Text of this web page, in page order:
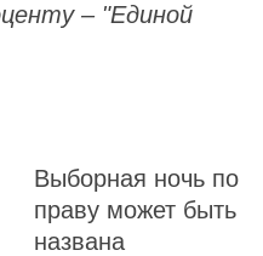
– "Единой
Выборная ночь по
праву может быть
названа